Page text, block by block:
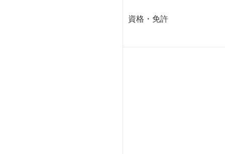
資格・免許